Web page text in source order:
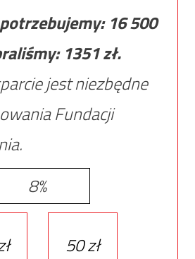
16 500
1351zł.
jest niezbędne
Fundacji
8%
50 zł